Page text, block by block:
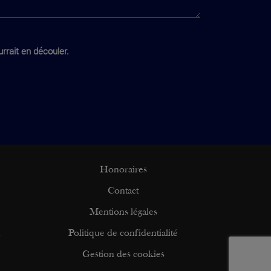
en découler.
Honoraires
Contact
Mentions légales
Politique de confidentialité
Gestion des cookies